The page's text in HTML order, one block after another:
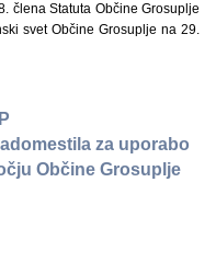
člena Statuta Občine Grosuplje
svet Občine Grosuplje na 29.
za uporabo
Občine Grosuplje